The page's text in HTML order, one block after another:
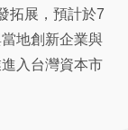
拓展，預計於7
地創新企業與
入台灣資本市